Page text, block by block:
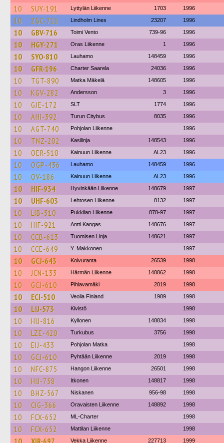
10 SUY-191 Lyttylän Liikenne 1703 1996
10 ZGC-711 Lindholm Lines 23207 1996
10 GBV-716 Toimi Vento 739-96 1996
10 HGY-271 Oras Liikenne 1 1996
10 SYO-810 Lauhamo 148459 1996
10 GFR-196 Charter Saarela 24036 1996
10 TGT-890 Matka Mäkelä 148605 1996
10 KGV-282 Andersson 3 1996
10 GJE-172 SLT 1774 1996
10 AHI-392 Turun Citybus 8035 1996
10 AGT-740 Pohjolan Liikenne 1996
10 TNZ-202 Kasilinja 148543 1996
10 OER-510 Kainuun Liikenne AL23 1996
10 OGP-436 Lauhamo 148459 1996
10 OV-186 Kainuun Liikenne AL23 1996
10 HIF-934 Hyvinkään Liikenne 148679 1997
10 UHF-603 Lehtosen Liikenne 8132 1997
10 LIB-510 Pukkilan Liikenne 878-97 1997
10 HIF-921 Antti Kangas 148676 1997
10 CCB-613 Tuomisen Linja 148621 1997
10 CCE-649 Y. Makkonen 1997
10 GCJ-643 Koivuranta 26539 1998
10 JCN-133 Härmän Liikenne 148862 1998
10 GCJ-610 Pihlavamäki 2019 1998
10 ECI-510 Veolia Finland 1989 1998
10 LIJ-573 Kivistö 1998
10 HIJ-816 Kyllonen 148834 1998
10 LZE-420 Turkubus 3756 1998
10 EIJ-433 Pohjolan Matka 1998
10 GCJ-610 Pyhtään Liikenne 2019 1998
10 NFC-875 Hangon Liikenne 26501 1998
10 HIJ-758 Itkonen 148817 1998
10 BHZ-567 Niskanen 956-98 1998
10 CIG-366 Oravaisten Liikenne 148892 1998
10 FCX-652 ML-Charter 1998
10 FCX-652 Mattilan Liikenne 1998
10 XIR-697 Vekka Liikenne 227713 1999